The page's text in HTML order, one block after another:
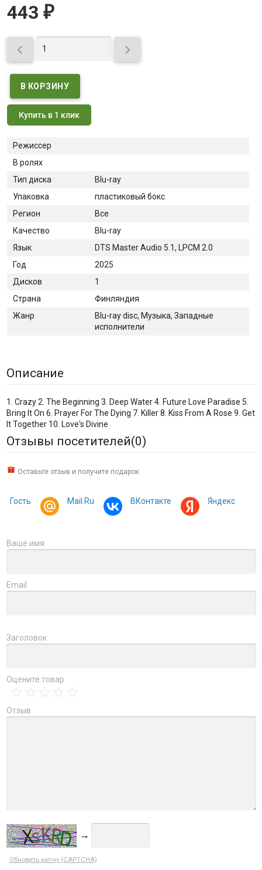
443 ₽
 
Купить в 1 клик
Режиссер
В ролях
Тип диска
Blu-ray
Упаковка
пластиковый бокс
Регион
Все
Качество
Blu-ray
Язык
DTS Master Audio 5.1, LPCM 2.0
Год
2025
Дисков
1
Страна
Финляндия
Жанр
Blu-ray disc, Музыка, Западные
исполнители
Описание
1. Crazy 2. The Beginning 3. Deep Water 4. Future Love Paradise 5.
Bring It On 6. Prayer For The Dying 7. Killer 8. Kiss From A Rose 9. Get
It Together 10. Love's Divine
Отзывы посетителей(0)
Оставьте отзыв и получите подарок:
Гость Mail.Ru ВКонтакте Яндекс
Ваше имя
Email
Заголовок
Оцените товар
Отзыв
→
Обновить капчу (CAPTCHA)